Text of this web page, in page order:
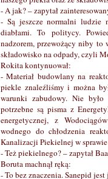
- A jak? – zapytał
- Są jeszcze normalni ludzie
diabłami. To politycy.
nadzorem, przewożący niby
składowisko na odpady, czyli
Rokita kontynuował:
- Materiał budowlany na
piekle znaleźliśmy i można
warunki zabudowy. Nie
potrzebne są pisma z
energetycznej, z
wodnego do chłodzenia
Kanalizacji Piekielnej w
- Też piekielnego? – zapytał
Boruta machnął ręką:
- To bez znaczenia. Sanepid jest